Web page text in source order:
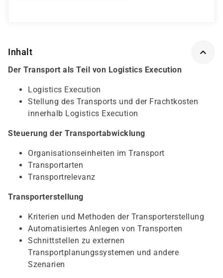
Inhalt
Der Transport als Teil von Logistics Execution
Logistics Execution
Stellung des Transports und der Frachtkosten
innerhalb Logistics Execution
Steuerung der Transportabwicklung
Organisationseinheiten im Transport
Transportarten
Transportrelevanz
Transporterstellung
Kriterien und Methoden der Transporterstellung
Automatisiertes Anlegen von Transporten
Schnittstellen zu externen
Transportplanungssystemen und andere
Szenarien